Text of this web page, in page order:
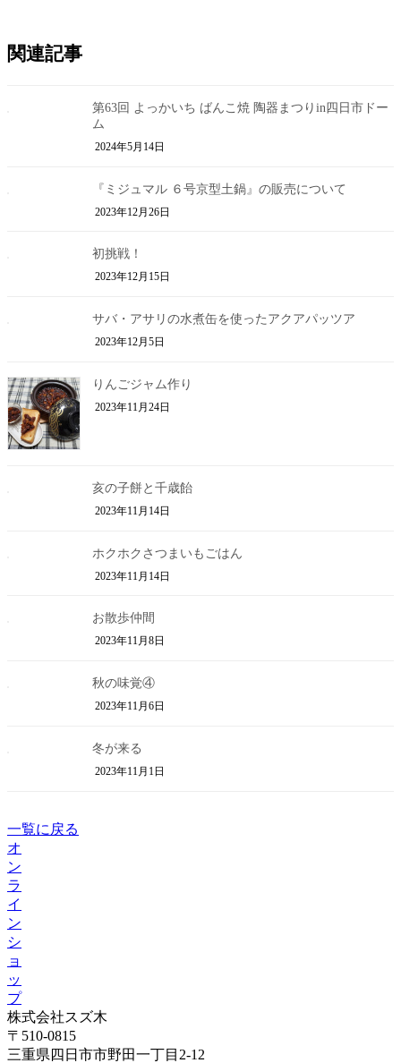
関連記事
第63回 よっかいち ばんこ焼 陶器まつりin四日市ドー
ム
2024年5月14日
『ミジュマル ６号京型土鍋』の販売について
2023年12月26日
初挑戦！
2023年12月15日
サバ・アサリの水煮缶を使ったアクアパッツア
2023年12月5日
りんごジャム作り
2023年11月24日
亥の子餅と千歳飴
2023年11月14日
ホクホクさつまいもごはん
2023年11月14日
お散歩仲間
2023年11月8日
秋の味覚④
2023年11月6日
冬が来る
2023年11月1日
一覧に戻る
オ
ン
ラ
イ
ン
シ
ョ
ッ
プ
株式会社スズ木
〒510-0815
三重県四日市市野田一丁目2-12